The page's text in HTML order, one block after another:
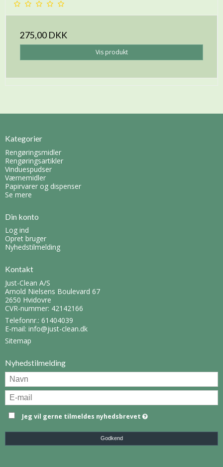
275,00 DKK
Vis produkt
Kategorier
Rengøringsmidler
Rengøringsartikler
Vinduespudser
Værnemidler
Papirvarer og dispenser
Se mere
Din konto
Log ind
Opret bruger
Nyhedstilmelding
Kontakt
Just-Clean A/S
Arnold Nielsens Boulevard 67
2650 Hvidovre
CVR-nummer: 42142166
Telefonnr.: 61404039
E-mail: info@just-clean.dk
Sitemap
Nyhedstilmelding
Jeg vil gerne tilmeldes nyhedsbrevet
Godkend